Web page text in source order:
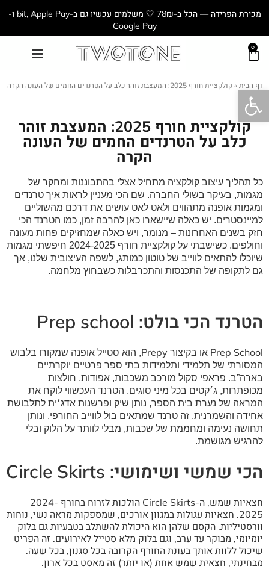
פתח סרגל נגישות
מכירת הפרידה — הכל ב-78₪ 🤍 משלמים עכשיו גם ב-bit, Apple Pay ו-
Google Pay
0
דף הבית » קולקציית חורף 2025: המעצבת זוהר כלב על הטרנדים החמים של העונה הקרה
קולקציית חורף 2025: המעצבת זוהר
כלב על הטרנדים החמים של העונה
הקרה
כל תהליך עיצוב קולקציה מתחיל אצלי בהתבוננות ומחקר של
מגמות, בעיקר בשולי החברה. שם הכי מעניין לראות איך טרנדים
ומגמות אופנה מתהווים ולאט לאט עושים את דרכם מהשוליים
למיינסטרים. יש כאלה שיישארו כאן להרבה זמן, כמו הטרנד הכי
חזק בשנים האחרונות – מנומר, ויש כאלה שמחזיקים פחות מעונה
וחולפים. כשישבתי על קולקציית חורף 2024-2025 חיפשתי מגמות
שיוכלו להתאים לווייב של טוטון כמותג, לשפה העיצובית שלנו, אך
גם לתקופה של התכנסות והתכרבלות כשבחוץ מלחמה.
הטרנד הכי בולט: Prep school
Prep School או בקיצור Prepy, הוא סטייל אופנה שמקורו בלבוש
המסורתי של תלמידי ותלמידות בתי ספר פרטיים יוקרתיים
בארה”ב. פראפי סקול מורכב משכבות, אפודות, חולצות
מכופתרות, ג׳קטים בכל מיני סוגים. הטרנד העכשווי לוקח את
המראה של נערת בית הספר, נותן שיק ופרשנות אדג׳ית לתלבושת
אחידה והשמרנית. זה טרנד שמתאים בול לווייב החורפי, ונותן
תחושה נעימה ומחממת של שכבות, מבלי לוותר על הלוק ובלי
להרגיש מגושמת.
הכי שמשי ושימושי: Circle Skirts
חצאיות שמש, ה-Circle Skirts הולכות לזרוח בחורף 2024-
2025. חצאיות עגולות במגוון אורכים, שמספקות מראה נשי, נוחות
וורסטיליות. הקסם שלהן הוא היכולת להשתלב בטבעיות גם בלוק
יומיומי, מבוקר עד ערב, וגם בלוק מלא סטייל לאירועים. זה הפריט
שיכול ללוות אותך בעונת החורף הקרובה בכל סגנון, בכל שעה.
מבחינתי, חצאית שמש אחת (או יותר) זה מאסט בכל ארון.